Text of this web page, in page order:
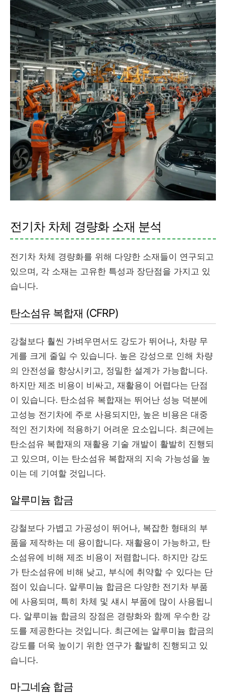
전기차 차체 경량화 소재 분석
전기차 차체 경량화를 위해 다양한 소재들이 연구되고
있으며, 각 소재는 고유한 특성과 장단점을 가지고 있
습니다.
탄소섬유 복합재 (CFRP)
강철보다 훨씬 가벼우면서도 강도가 뛰어나, 차량 무
게를 크게 줄일 수 있습니다. 높은 강성으로 인해 차량
의 안전성을 향상시키고, 정밀한 설계가 가능합니다.
하지만 제조 비용이 비싸고, 재활용이 어렵다는 단점
이 있습니다. 탄소섬유 복합재는 뛰어난 성능 덕분에
고성능 전기차에 주로 사용되지만, 높은 비용은 대중
적인 전기차에 적용하기 어려운 요소입니다. 최근에는
탄소섬유 복합재의 재활용 기술 개발이 활발히 진행되
고 있으며, 이는 탄소섬유 복합재의 지속 가능성을 높
이는 데 기여할 것입니다.
알루미늄 합금
강철보다 가볍고 가공성이 뛰어나, 복잡한 형태의 부
품을 제작하는 데 용이합니다. 재활용이 가능하고, 탄
소섬유에 비해 제조 비용이 저렴합니다. 하지만 강도
가 탄소섬유에 비해 낮고, 부식에 취약할 수 있다는 단
점이 있습니다. 알루미늄 합금은 다양한 전기차 부품
에 사용되며, 특히 차체 및 섀시 부품에 많이 사용됩니
다. 알루미늄 합금의 장점은 경량화와 함께 우수한 강
도를 제공한다는 것입니다. 최근에는 알루미늄 합금의
강도를 더욱 높이기 위한 연구가 활발히 진행되고 있
습니다.
마그네슘 합금